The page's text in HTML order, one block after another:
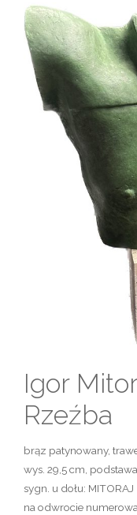
Igor
Rzeźba
brąz patynowany,
wys. 29,5 cm,
sygn. u dołu: MITORAJ
na odwrocie